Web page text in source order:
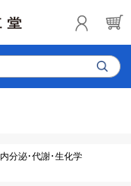
内分泌･代謝･生化学